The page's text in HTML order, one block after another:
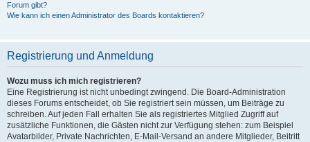
Forum gibt?
Wie kann ich einen Administrator des Boards kontaktieren?
Registrierung und Anmeldung
Wozu muss ich mich registrieren?
Eine Registrierung ist nicht unbedingt zwingend. Die Board-Administration
dieses Forums entscheidet, ob Sie registriert sein müssen, um Beiträge zu
schreiben. Auf jeden Fall erhalten Sie als registriertes Mitglied Zugriff auf
zusätzliche Funktionen, die Gästen nicht zur Verfügung stehen: zum Beispiel
Avatarbilder, Private Nachrichten, E-Mail-Versand an andere Mitglieder, Beitritt